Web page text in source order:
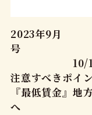
2023年9月
10/1スター
注意すべ
『最低賃金』地